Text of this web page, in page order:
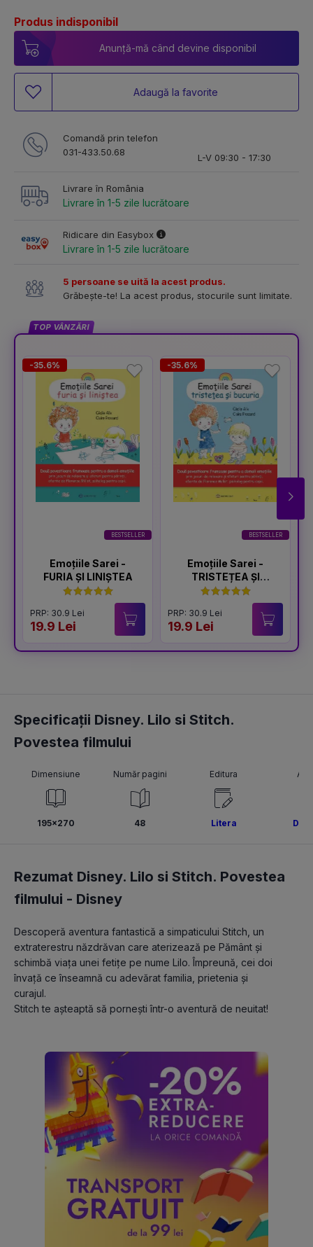
Produs indisponibil
Anunță-mă când devine disponibil
Adaugă la favorite
Comandă prin telefon
031-433.50.68
L-V 09:30 - 17:30
Livrare în România
Livrare în 1-5 zile lucrătoare
Ridicare din Easybox
Livrare în 1-5 zile lucrătoare
5 persoane se uită la acest produs.
Grăbește-te! La acest produs, stocurile sunt limitate.
TOP VÂNZĂRI
BESTSELLER
-35.6%
Emoțiile Sarei -
FURIA ȘI LINIȘTEA
PRP: 30.9 Lei
19.9 Lei
BESTSELLER
-35.6%
Emoțiile Sarei -
TRISTEȚEA ȘI
BUCURIA
PRP: 30.9 Lei
19.9 Lei
Specificații Disney. Lilo si Stitch.
Povestea filmului
Dimensiune
195x270
Număr pagini
48
Editura
Litera
Rezumat Disney. Lilo si Stitch. Povestea
filmului - Disney
Descoperă aventura fantastică a simpaticului Stitch, un
extraterestru năzdrăvan care aterizează pe Pământ și
schimbă viaţa unei fetiţe pe nume Lilo. Împreună, cei doi
învaţă ce înseamnă cu adevărat familia, prietenia și
curajul.
Stitch te așteaptă să pornești într-o aventură de neuitat!